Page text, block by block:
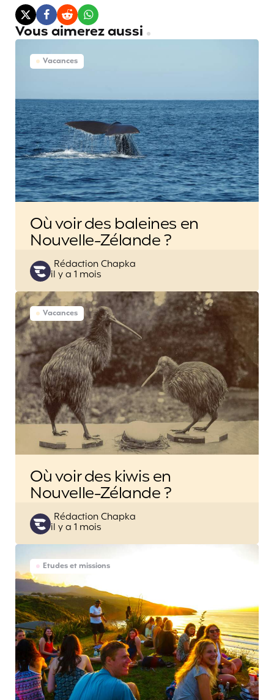
Vous aimerez aussi
Vacances
Où voir des baleines en
Nouvelle-Zélande ?
Posted
by
Rédaction Chapka
il y a 1 mois
Vacances
Où voir des kiwis en
Nouvelle-Zélande ?
Posted
by
Rédaction Chapka
il y a 1 mois
Etudes et missions